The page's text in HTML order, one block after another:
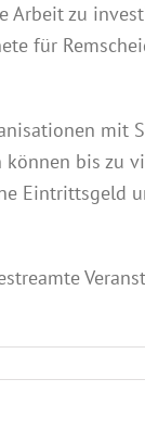
Arbeit zu
für
mit
bis zu
Eintrittsgeld